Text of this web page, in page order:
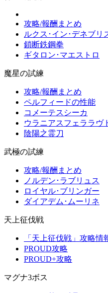
攻略/報酬まとめ
ルクス･イン･デネブリ
鎖断鉄鋼拳
ギタロン･マエストロ
魔星の試練
攻略/報酬まとめ
ペルフィードの性能
コメーテスシーカ
ウラニアスフェララヴ
陰陽之霊刀
武極の試練
攻略/報酬まとめ
ノルデン･ラブリュス
ロイヤル･ブリンガー
ダイアデム･ムーリネ
天上征伐戦
「天上征伐戦」攻略情
PROUD攻略
PROUD+攻略
マグナ3ボス